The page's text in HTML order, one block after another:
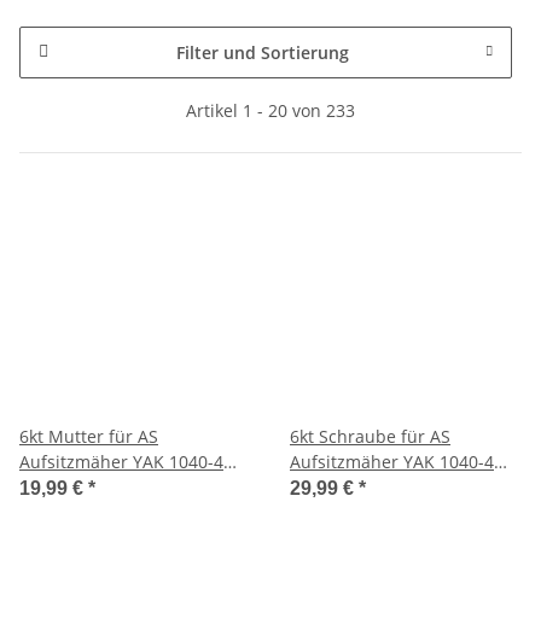
Filter und Sortierung
Artikel 1 - 20 von 233
6kt Mutter für AS
Aufsitzmäher YAK 1040-4
WD
19,99 € *
6kt Schraube für AS
Aufsitzmäher YAK 1040-4
WD
29,99 € *